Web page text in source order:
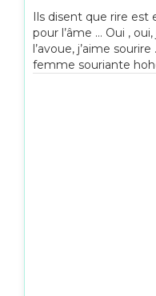
Ils disent que rire est
pour l’âme … Oui ,
l’avoue, j’aime
femme souriante